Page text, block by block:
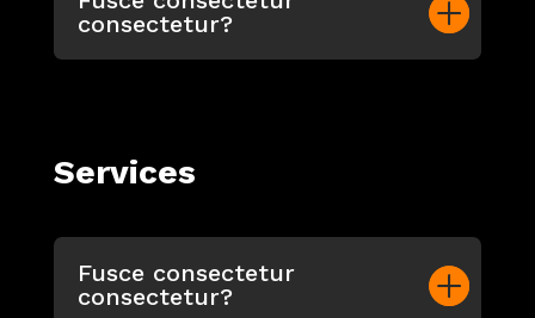
consectetur?
Services
Fusce consectetur
consectetur?